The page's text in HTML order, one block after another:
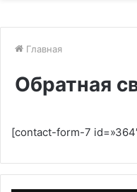
Главная
Обратная
[contact-form-7